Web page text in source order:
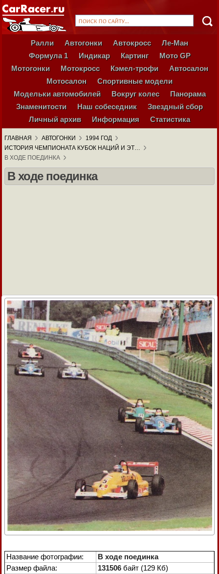
Ралли Автогонки Автокросс
Ле-Ман
Формула 1
Индикар Картинг
Мото GP
Мотогонки
Мотокросс Кэмел-трофи
Автосалон
Мотосалон
Спортивные модели
Модельки автомобилей
Вокруг колес
Панорама
Знаменитости
Наш собеседник
Звездный сбор
Личный архив
Информация Статистика
ГЛАВНАЯ АВТОГОНКИ
1994 ГОД
ИСТОРИЯ ЧЕМПИОНАТА КУБОК НАЦИЙ И ЭТ…
В ХОДЕ ПОЕДИНКА
В ходе поединка
Название фотографии:
В ходе поединка
Размер файла:
131506 байт (129 Кб)